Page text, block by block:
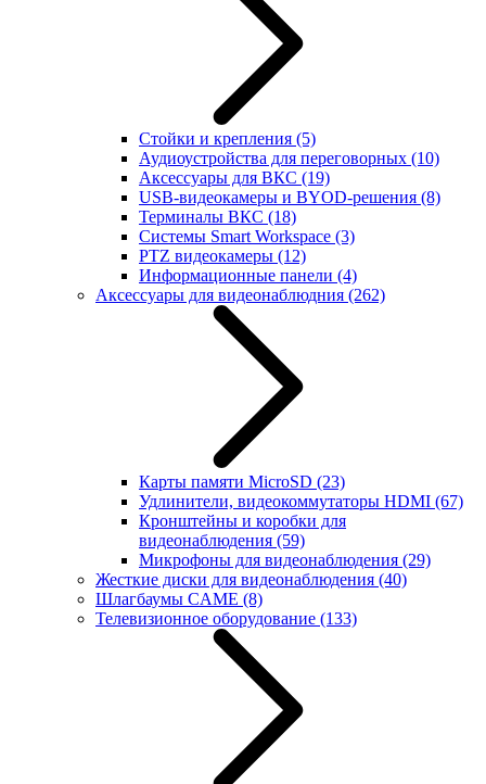
Стойки и крепления (5)
Аудиоустройства для переговорных (10)
Аксессуары для ВКС (19)
USB-видеокамеры и BYOD-решения (8)
Терминалы ВКС (18)
Системы Smart Workspace (3)
PTZ видеокамеры (12)
Информационные панели (4)
Аксессуары для видеонаблюдния (262)
Карты памяти MicroSD (23)
Удлинители, видеокоммутаторы HDMI (67)
Кронштейны и коробки для
видеонаблюдения (59)
Микрофоны для видеонаблюдения (29)
Жесткие диски для видеонаблюдения (40)
Шлагбаумы CAME (8)
Телевизионное оборудование (133)